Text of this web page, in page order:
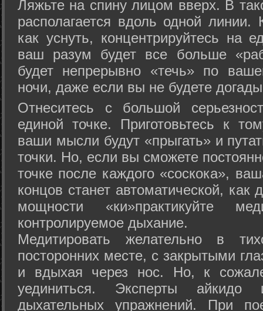
Ляжьте на спину лицом вверх. В
располагается вдоль одной
как уснуть, концентрируйтесь на
ваш разум будет все больше
будет непрерывно «течь» по
ночи, даже если вы не будете
Отнеситесь с большой
единой точке. Приготовьтесь к
ваши мысли будут «прыгать» и
точки. Но, если вы сможете
точке после каждого «соскока»,
концов станет автоматической,
мощности «ки»практикуйте
контролируемое дыхание.
Медитировать желательно в
посторонних месте, с закрытыми
и вдыхая через нос. Но, к
уединиться. Эксперты айкидо
дыхательных упражнений. При